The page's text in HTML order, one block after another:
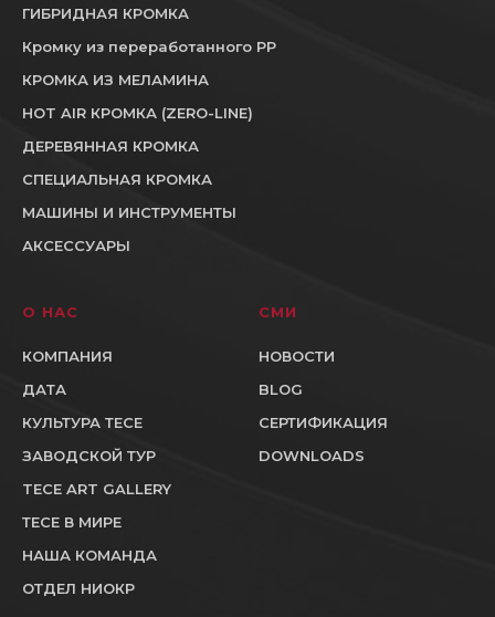
ГИБРИДНАЯ КРОМКА
Кромку из переработанного PP
КРОМКА ИЗ МЕЛАМИНА
HOT AIR КРОМКА (ZERO-LINE)
ДЕРЕВЯННАЯ КРОМКА
СПЕЦИАЛЬНАЯ КРОМКА
МАШИНЫ И ИНСТРУМЕНТЫ
АКСЕССУАРЫ
О НАС
КОМПАНИЯ
ДАТА
КУЛЬТУРА ТЕСЕ
ЗАВОДСКОЙ ТУР
TECE ART GALLERY
ТЕСЕ В МИРЕ
НАША КОМАНДА
ОТДЕЛ НИОКР
СМИ
НОВОСТИ
BLOG
СЕРТИФИКАЦИЯ
DOWNLOADS